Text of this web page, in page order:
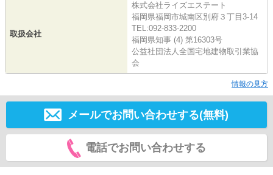
取扱会社
株式会社ライズエステート
福岡県福岡市城南区別府３丁目3-14
TEL:092-833-2200
福岡県知事 (4) 第16303号
公益社団法人全国宅地建物取引業協
会
情報の見方
メールでお問い合わせする(無料)
電話でお問い合わせする